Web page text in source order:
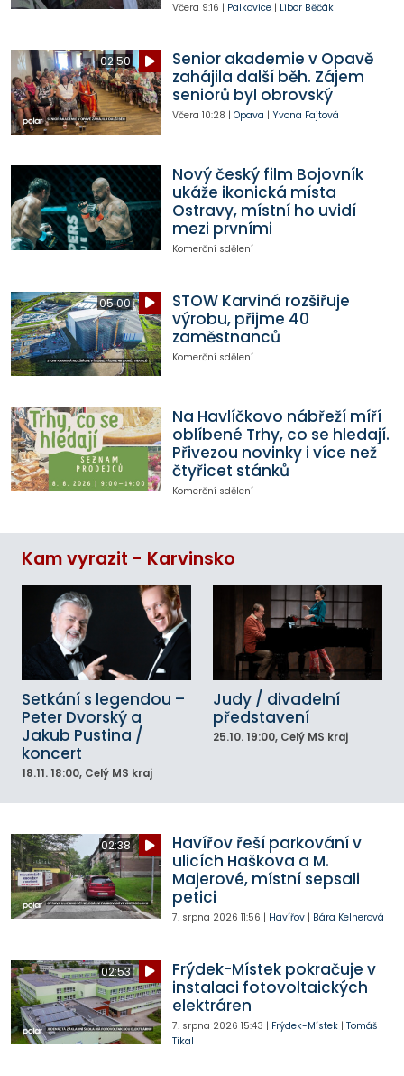
Včera 9:16 | Palkovice| Libor Běčák
02:50
Senior akademie v Opavě
zahájila další běh. Zájem
seniorů byl obrovský
Včera 10:28 | Opava | Yvona Fajtová
Nový český film Bojovník
ukáže ikonická místa
Ostravy, místní ho uvidí
mezi prvními
Komerční sdělení
05:00
STOW Karviná rozšiřuje
výrobu, přijme 40
zaměstnanců
Komerční sdělení
Na Havlíčkovo nábřeží míří
oblíbené Trhy, co se hledají.
Přivezou novinky i více než
čtyřicet stánků
Komerční sdělení
Kam vyrazit - Karvinsko
Setkání s legendou –
Peter Dvorský a
Jakub Pustina /
koncert
18.11. 18:00, Celý MS kraj
Judy / divadelní
představení
25.10. 19:00, Celý MS kraj
02:38
Havířov řeší parkování v
ulicích Haškova a M.
Majerové, místní sepsali
petici
7. srpna 2026 11:56 | Havířov| Bára Kelnerová
02:53
Frýdek-Místek pokračuje v
instalaci fotovoltaických
elektráren
7. srpna 2026 15:43 | Frýdek-Místek| Tomáš
Tikal